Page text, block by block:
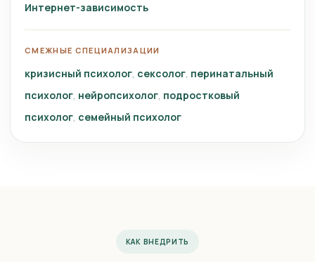
Интернет-зависимость
СМЕЖНЫЕ СПЕЦИАЛИЗАЦИИ
кризисный психолог сексолог перинатальный
психолог нейропсихолог подростковый
психолог семейный психолог
КАК ВНЕДРИТЬ